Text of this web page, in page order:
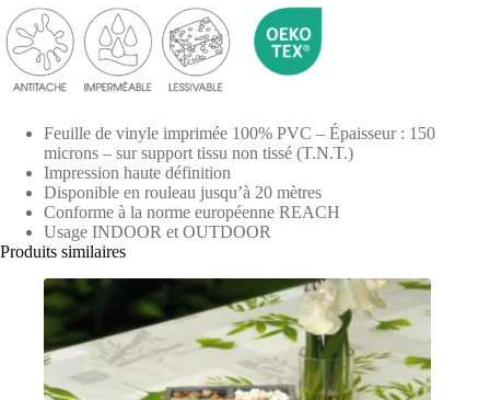
Feuille de vinyle imprimée 100% PVC – Épaisseur : 150
microns – sur support tissu non tissé (T.N.T.)
Impression haute définition
Disponible en rouleau jusqu’à 20 mètres
Conforme à la norme européenne REACH
Usage INDOOR et OUTDOOR
Produits similaires